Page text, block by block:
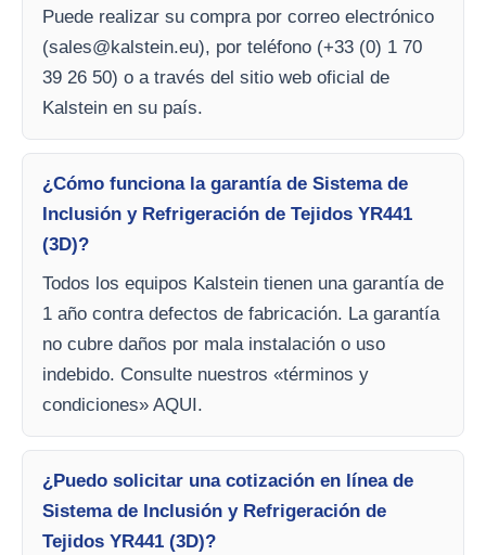
Puede realizar su compra por correo electrónico
(sales@kalstein.eu), por teléfono (+33 (0) 1 70
39 26 50) o a través del sitio web oficial de
Kalstein en su país.
¿Cómo funciona la garantía de Sistema de
Inclusión y Refrigeración de Tejidos YR441
(3D)?
Todos los equipos Kalstein tienen una garantía de
1 año contra defectos de fabricación. La garantía
no cubre daños por mala instalación o uso
indebido. Consulte nuestros «términos y
condiciones» AQUI.
¿Puedo solicitar una cotización en línea de
Sistema de Inclusión y Refrigeración de
Tejidos YR441 (3D)?